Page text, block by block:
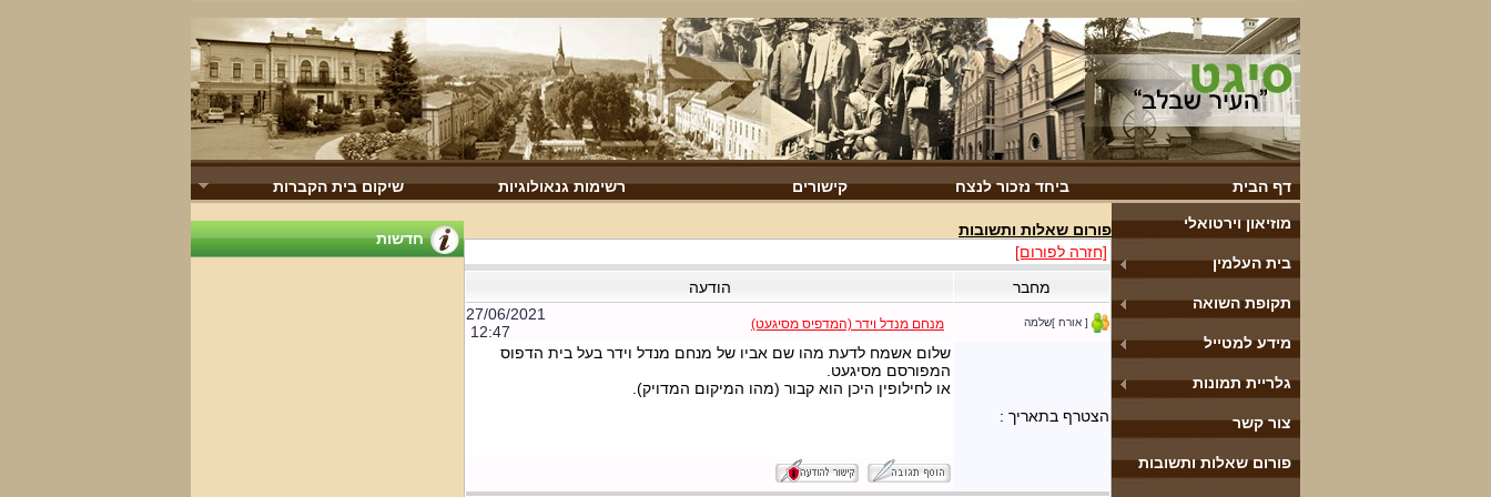
דף הבית ביחד נזכור לנצח קישורים רשימות גנאולוגיות שיקום בית הקברות
מוזיאון וירטואלי
בית העלמין
תקופת השואה
מידע למטייל
גלריית תמונות
צור קשר
פורום שאלות ותשובות
פורום שאלות ותשובות
[חזרה לפורום]
מחבר
הודעה
[ אורח ]שלמה מנחם מנדל וידר (המדפיס מסיגעט)
27/06/2021
12:47
הצטרף בתאריך :
שלום אשמח לדעת מהו שם אביו של מנחם מנדל וידר בעל בית הדפוס
המפורסם מסיגעט.
או לחילופין היכן הוא קבור (מהו המיקום המדויק).
חדשות